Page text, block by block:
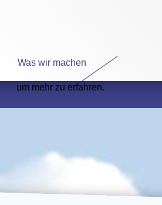
um mehr zu erfahren.
Was wir machen